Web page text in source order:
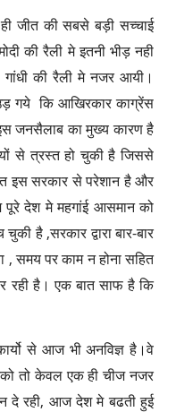
जीत की सबसे बड़ी सच्चाई
की रैली मे इतनी भीड़ नही
गांधी की रैली मे नजर आयी।
गये कि आखिरकार काग्रेंस
जनसैलाब का मुख्य कारण है
से त्रस्त हो चुकी है जिससे
इस सरकार से परेशान है और
देश मे महगांई आसमान को
है ,सरकार द्वारा बार-बार
, समय पर काम न होना सहित
रही है। एक बात साफ है कि
से आज भी अनविज्ञ है।वे
तो केवल एक ही चीज नजर
दे रही, आज देश मे बढती हुई